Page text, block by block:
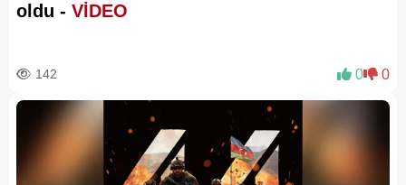
oldu - VİDEO
142 0 0